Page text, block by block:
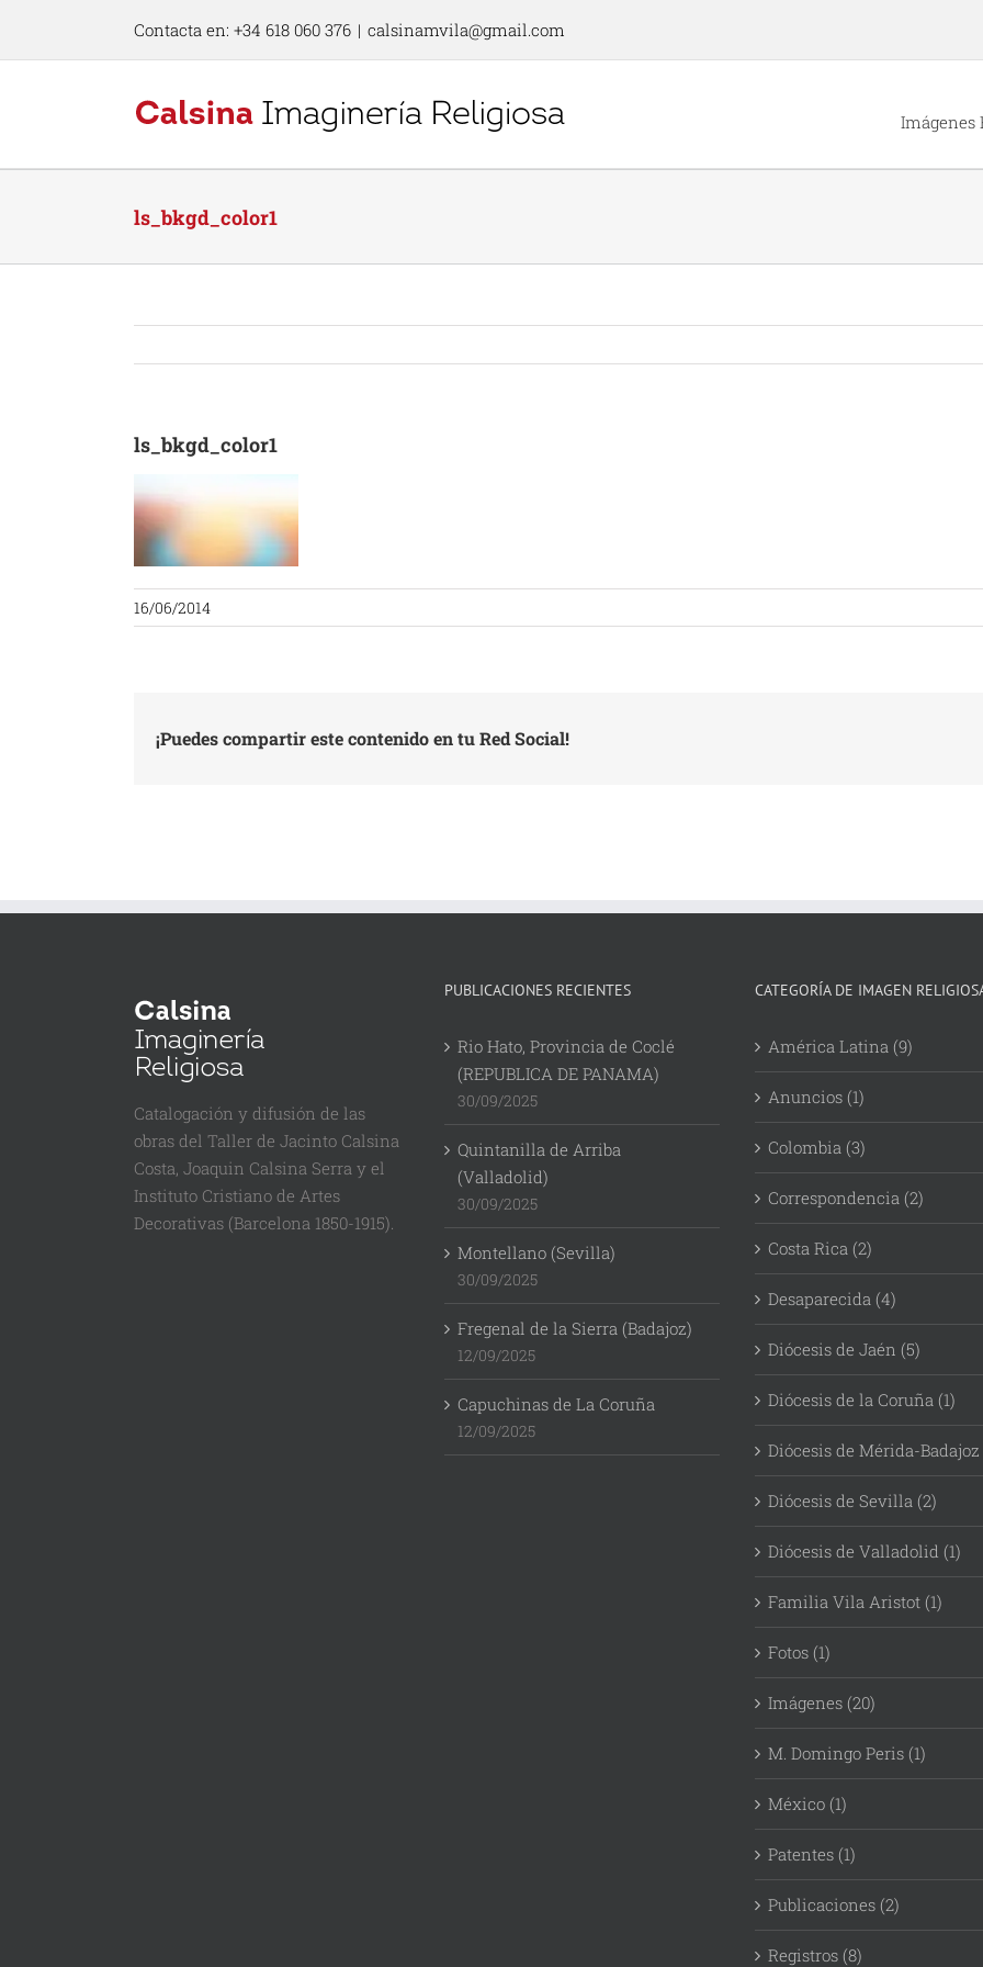
content
Contacta en: +34 618 060 376 | calsinamvila@gmail.com
Imágenes
ls_bkgd_color1
ls_bkgd_color1
16/06/2014
¡Puedes compartir este contenido en tu Red Social!
Catalogación y difusión de las
obras del Taller de Jacinto Calsina
Costa, Joaquin Calsina Serra y el
Instituto Cristiano de Artes
Decorativas (Barcelona 1850-1915).
PUBLICACIONES RECIENTES
Rio Hato, Provincia de Coclé
(REPUBLICA DE PANAMA)
30/09/2025
Quintanilla de Arriba
(Valladolid)
30/09/2025
Montellano (Sevilla)
30/09/2025
Fregenal de la Sierra (Badajoz)
12/09/2025
Capuchinas de La Coruña
12/09/2025
CATEGORÍA DE IMAGEN
América Latina (9)
Anuncios (1)
Colombia (3)
Correspondencia (2)
Costa Rica (2)
Desaparecida (4)
Diócesis de Jaén (5)
Diócesis de la Coruña (1)
Diócesis de Mérida-Badajoz
Diócesis de Sevilla (2)
Diócesis de Valladolid (1)
Familia Vila Aristot (1)
Fotos (1)
Imágenes (20)
M. Domingo Peris (1)
México (1)
Patentes (1)
Publicaciones (2)
Registros (8)